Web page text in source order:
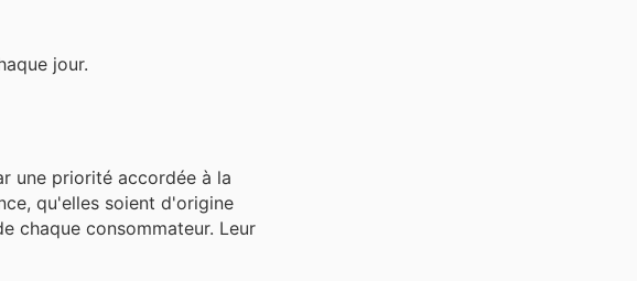
jour.
une priorité accordée à la
qu'elles soient d'origine
chaque consommateur. Leur